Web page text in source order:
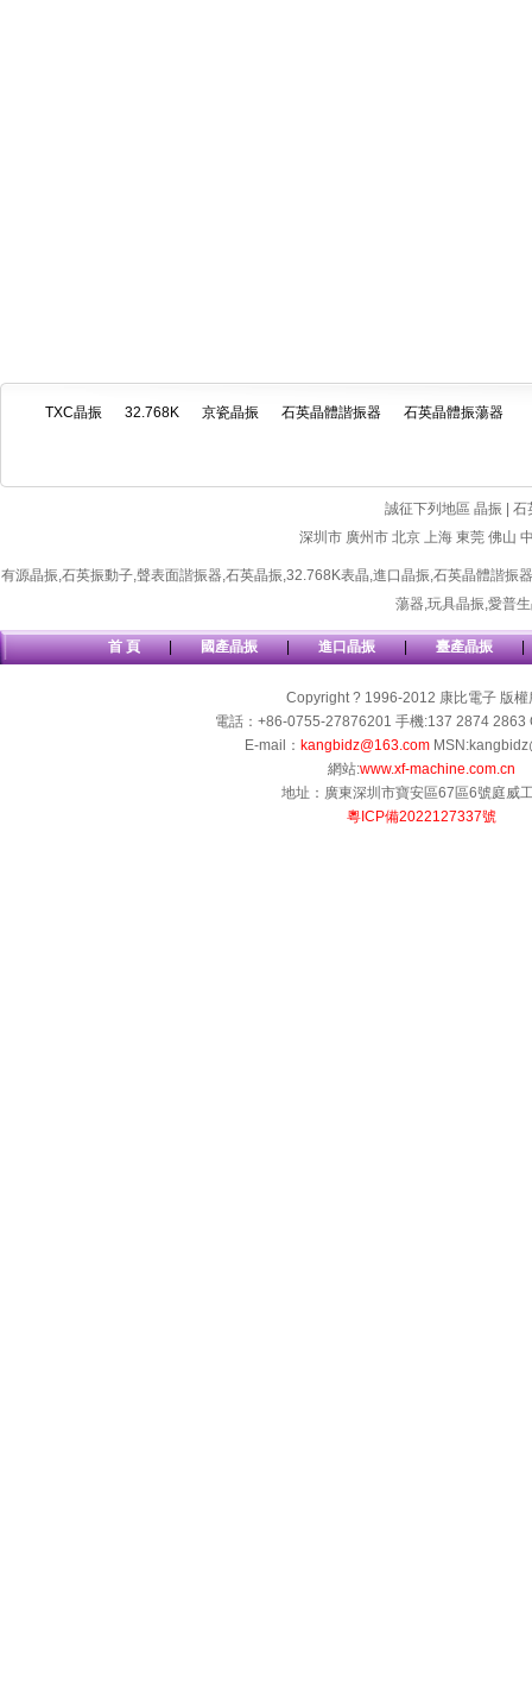
TXC晶振 32.768K 京瓷晶振 石英晶體諧振器 石英晶體振蕩器
誠征下列地區 晶振 |
深圳市 廣州市 北京 上海 東莞 佛山
有源晶振,石英振動子,聲表面諧振器,石英晶振,32.768K表晶,進口晶振,石英晶體諧振器
蕩器,玩具晶振,愛普
首 頁 | 國產晶振 | 進口晶振 | 臺產晶振 |
Copyright ? 1996-2012 康比電子 版權
電話：+86-0755-27876201 手機:137 2874 2863
E-mail： kangbidz@163.com
網站:www.xf-machine.com.cn
地址：廣東深圳市寶安區67區6號庭威
粵ICP備2022127337號